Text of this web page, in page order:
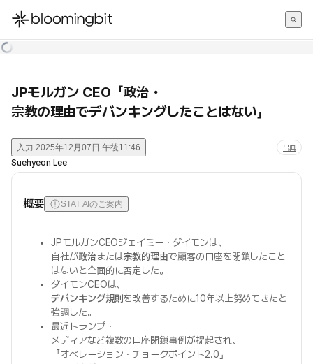
한국어
JPモルガン CEO「政治・
宗教の理由でデバンキングしたことはない」
入力 2025年12月07日 午後11:46 出典
Suehyeon Lee
概要 STAT AIのご案内
JPモルガンCEOジェイミー・ダイモンは、
自社が政治または宗教的理由で顧客の口座を閉鎖したこと
はないと全面的に否定した。
ダイモンCEOは、
デバンキング規則を改善するために10年以上努めてきたと
強調した。
最近トランプ・
メディアなど複数の口座閉鎖事例が提起され、
『オペレーション・チョークポイント2.0』